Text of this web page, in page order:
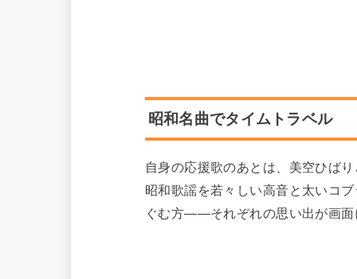
昭和名曲でタイムトラベル
自身の応援歌のあとは、美空ひば
昭和歌謡を若々しい高音と太いコ
ぐむ方――それぞれの思い出が画面